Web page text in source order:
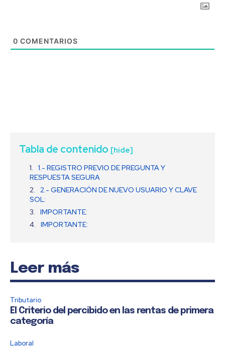
0 COMENTARIOS
Tabla de contenido [hide]
1.- REGISTRO PREVIO DE PREGUNTA Y
RESPUESTA SEGURA
2.- GENERACIÓN DE NUEVO USUARIO Y CLAVE
SOL:
IMPORTANTE:
IMPORTANTE:
Leer más
Tributario
El Criterio del percibido en las rentas de primera
categoría
Laboral